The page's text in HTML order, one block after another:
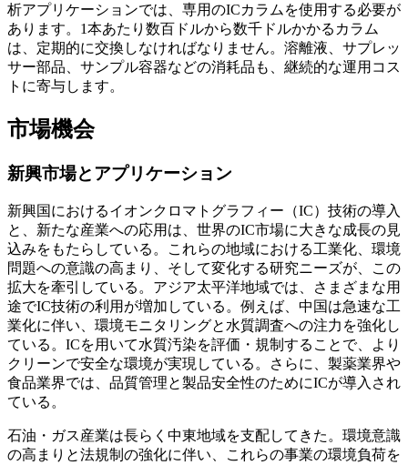
析アプリケーションでは、専用のICカラムを使用する必要が
あります。1本あたり数百ドルから数千ドルかかるカラム
は、定期的に交換しなければなりません。溶離液、サプレッ
サー部品、サンプル容器などの消耗品も、継続的な運用コス
トに寄与します。
市場機会
新興市場とアプリケーション
新興国におけるイオンクロマトグラフィー（IC）技術の導入
と、新たな産業への応用は、世界のIC市場に大きな成長の見
込みをもたらしている。これらの地域における工業化、環境
問題への意識の高まり、そして変化する研究ニーズが、この
拡大を牽引している。アジア太平洋地域では、さまざまな用
途でIC技術の利用が増加している。例えば、中国は急速な工
業化に伴い、環境モニタリングと水質調査への注力を強化し
ている。ICを用いて水質汚染を評価・規制することで、より
クリーンで安全な環境が実現している。さらに、製薬業界や
食品業界では、品質管理と製品安全性のためにICが導入され
ている。
石油・ガス産業は長らく中東地域を支配してきた。環境意識
の高まりと法規制の強化に伴い、これらの事業の環境負荷を